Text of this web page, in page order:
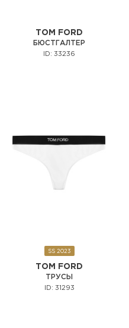
TOM FORD
БЮСТГАЛТЕР
ID: 33236
SS 2023
TOM FORD
ТРУСЫ
ID: 31293